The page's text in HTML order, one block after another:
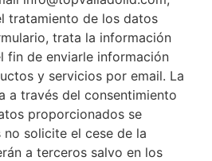
tratamiento de los datos
trata la información
fin de enviarle información
y servicios por email. La
a través del consentimiento
proporcionados se
solicite el cese de la
a terceros salvo en los